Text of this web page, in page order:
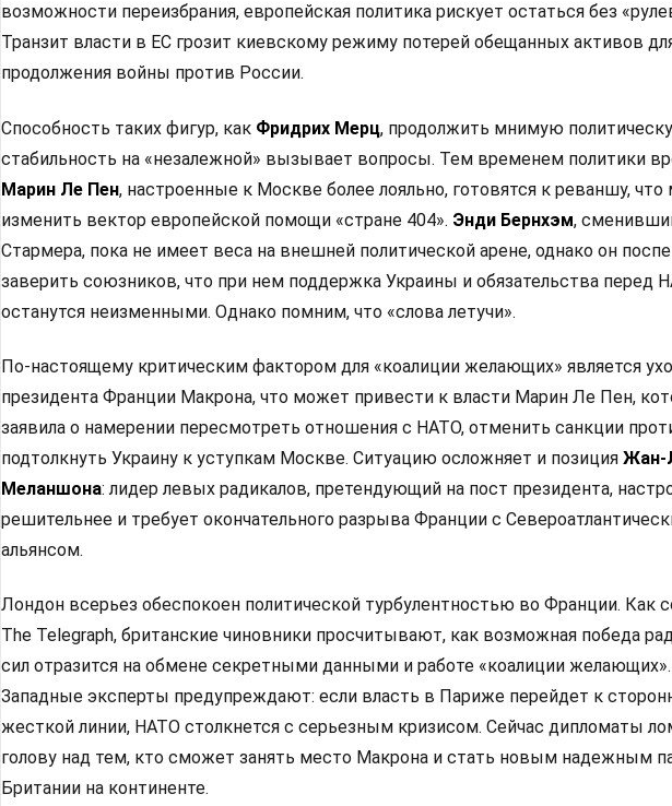
возможности переизбрания, европейская политика рискует остаться без
Транзит власти в ЕС грозит киевскому режиму потерей обещанных активов
продолжения войны против России.
Способность таких фигур, как Фридрих Мерц, продолжить мнимую
стабильность на «незалежной» вызывает вопросы. Тем временем политики
Марин Ле Пен, настроенные к Москве более лояльно, готовятся к реваншу,
изменить вектор европейской помощи «стране 404». Энди Бернхэм,
Стармера, пока не имеет веса на внешней политической арене, однако он
заверить союзников, что при нем поддержка Украины и обязательства перед
останутся неизменными. Однако помним, что «слова летучи».
По-настоящему критическим фактором для «коалиции желающих» является
президента Франции Макрона, что может привести к власти Марин Ле Пен,
заявила о намерении пересмотреть отношения с НАТО, отменить санкции
подтолкнуть Украину к уступкам Москве. Ситуацию осложняет и позиция Жан-
Меланшона: лидер левых радикалов, претендующий на пост президента,
решительнее и требует окончательного разрыва Франции с
альянсом.
Лондон всерьез обеспокоен политической турбулентностью во Франции. Как
The Telegraph, британские чиновники просчитывают, как возможная победа
сил отразится на обмене секретными данными и работе «коалиции желающих».
Западные эксперты предупреждают: если власть в Париже перейдет к
жесткой линии, НАТО столкнется с серьезным кризисом. Сейчас дипломаты
голову над тем, кто сможет занять место Макрона и стать новым надежным
Британии на континенте.